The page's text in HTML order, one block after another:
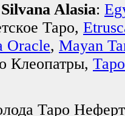
Alasia:
Таро,
Oracle, Mayan
Таро